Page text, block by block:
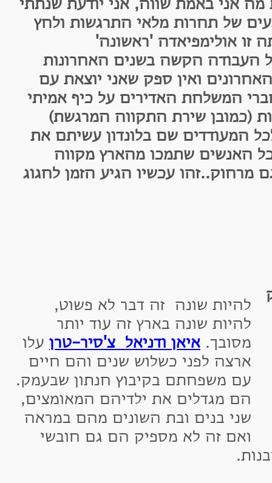
באמת שווה, אני יודעת שנתתי
תחרות מלאי התרגשות ולחץ
אולימפיאדה 'ראשונה'
הקשה בשנים האחרונות
ואין ספק שאני יוצאת עם
המשלחת האדירים על כיף אמיתי
שירת התקווה המרגשת)
שם בלונדון עשיתם את
שתמכו מהארץ מקווה
עכשיו הגיע הזמן לחגוג
שונה זה דבר לא פשוט,
שונה בארץ זה עוד יותר
איאן ודניאלצ'סיר-טרן עלו
לפני כשלוש שנים והם חיים
משפחתם בקיבוץ חנתון שבעמק.
מגדלים את ילדיהם המאומצים,
בנים ובת השונים מהם במראה
זה לא מספיק הם גם חובשי